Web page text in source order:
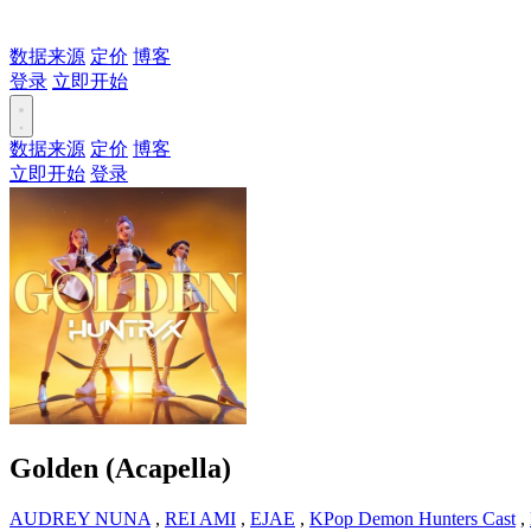
数据来源 定价 博客
登录 立即开始
数据来源 定价 博客
立即开始 登录
Golden (Acapella)
AUDREY NUNA , REI AMI , EJAE , KPop Demon Hunters Cast ,